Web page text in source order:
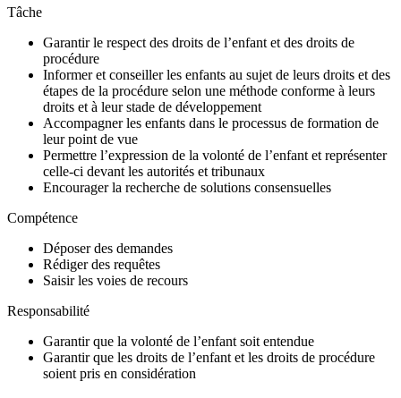
Tâche
Garantir le respect des droits de l’enfant et des droits de
procédure
Informer et conseiller les enfants au sujet de leurs droits et des
étapes de la procédure selon une méthode conforme à leurs
droits et à leur stade de développement
Accompagner les enfants dans le processus de formation de
leur point de vue
Permettre l’expression de la volonté de l’enfant et représenter
celle-ci devant les autorités et tribunaux
Encourager la recherche de solutions consensuelles
Compétence
Déposer des demandes
Rédiger des requêtes
Saisir les voies de recours
Responsabilité
Garantir que la volonté de l’enfant soit entendue
Garantir que les droits de l’enfant et les droits de procédure
soient pris en considération